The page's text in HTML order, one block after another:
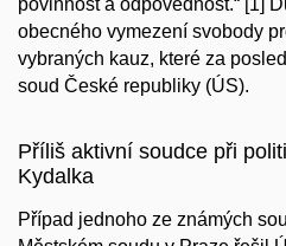
povinnost a odpovědnost.“ [1]
obecného vymezení svobody
vybraných kauz, které za
soud České republiky (ÚS).
Příliš aktivní soudce při
Kydalka
Případ jednoho ze známých